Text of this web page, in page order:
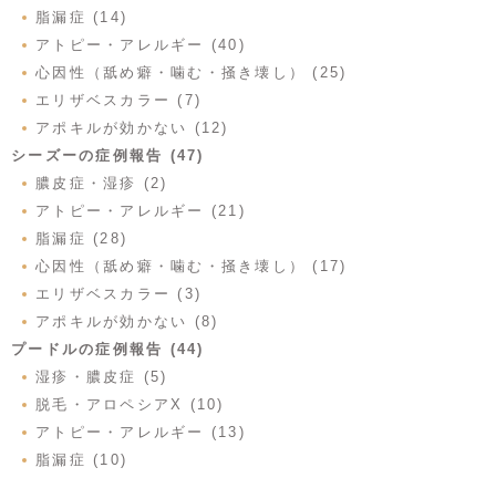
脂漏症 (14)
アトピー・アレルギー (40)
心因性（舐め癖・噛む・掻き壊し） (25)
エリザベスカラー (7)
アポキルが効かない (12)
シーズーの症例報告 (47)
膿皮症・湿疹 (2)
アトピー・アレルギー (21)
脂漏症 (28)
心因性（舐め癖・噛む・掻き壊し） (17)
エリザベスカラー (3)
アポキルが効かない (8)
プードルの症例報告 (44)
湿疹・膿皮症 (5)
脱毛・アロペシアX (10)
アトピー・アレルギー (13)
脂漏症 (10)